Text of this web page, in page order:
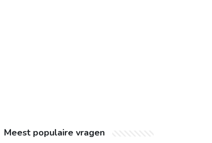
Meest populaire vragen